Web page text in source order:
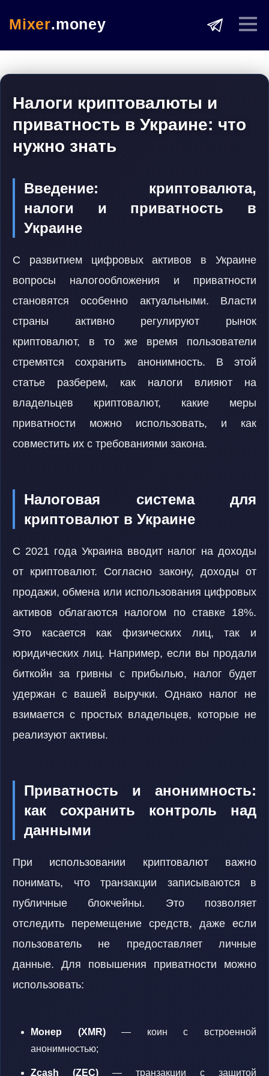
Mixer.money
Налоги криптовалюты и
приватность в Украине: что
нужно знать
Введение: криптовалюта,
налоги и приватность в
Украине
С развитием цифровых активов в Украине
вопросы налогообложения и приватности
становятся особенно актуальными. Власти
страны активно регулируют рынок
криптовалют, в то же время пользователи
стремятся сохранить анонимность. В этой
статье разберем, как налоги влияют на
владельцев криптовалют, какие меры
приватности можно использовать, и как
совместить их с требованиями закона.
Налоговая система для
криптовалют в Украине
С 2021 года Украина вводит налог на доходы
от криптовалют. Согласно закону, доходы от
продажи, обмена или использования цифровых
активов облагаются налогом по ставке 18%.
Это касается как физических лиц, так и
юридических лиц. Например, если вы продали
биткойн за гривны с прибылью, налог будет
удержан с вашей выручки. Однако налог не
взимается с простых владельцев, которые не
реализуют активы.
Приватность и анонимность:
как сохранить контроль над
данными
При использовании криптовалют важно
понимать, что транзакции записываются в
публичные блокчейны. Это позволяет
отследить перемещение средств, даже если
пользователь не предоставляет личные
данные. Для повышения приватности можно
использовать:
Монер (XMR)— коин с встроенной
анонимностью;
Zcash (ZEC) — транзакции с защитой